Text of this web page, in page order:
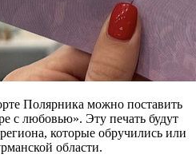
Полярника можно поставить
с любовью». Эту печать будут
которые обручились или
области.